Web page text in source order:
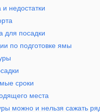
и недостатки
для посадки
по подготовке ямы
сроки
места
можно и нельзя сажать